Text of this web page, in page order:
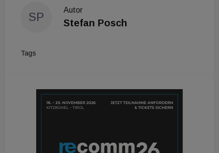
SP
Autor
Stefan Posch
Tags